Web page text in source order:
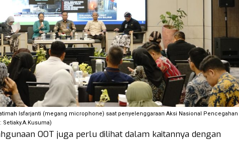
Isfarjanti (megang microphone) saat penyelenggaraan Aksi Nasional Pencegahan
Setiaky.A.Kusuma)
OOT juga perlu dilihat dalam kaitannya dengan